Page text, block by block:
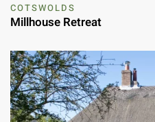
COTSWOLDS
Millhouse Retreat